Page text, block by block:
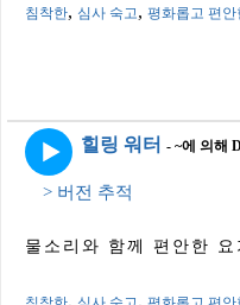
침착한, 심사 숙고, 평화롭고 편안
힐링 워터 - ~에 의해
> 버전 추적
물소리와 함께 편안한 요
, ,